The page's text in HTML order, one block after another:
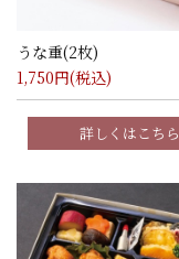
うな重(2枚)
1,750円(税込)
詳しくはこちら